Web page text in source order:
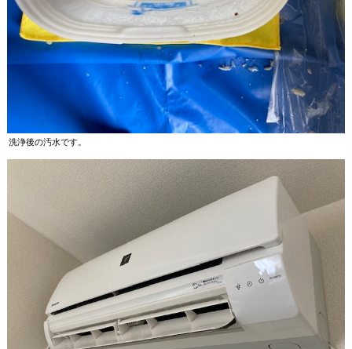
洗浄後の汚水です。